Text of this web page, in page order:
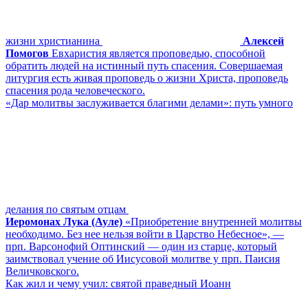
жизни христианина
Алексей
Помогов Евхаристия является проповедью, способной
обратить людей на истинный путь спасения. Совершаемая
литургия есть живая проповедь о жизни Христа, проповедь
спасения рода человеческого.
«Дар молитвы заслуживается благими делами»: путь умного
делания по святым отцам
Иеромонах Лука (Ауле) «Приобретение внутренней молитвы
необходимо. Без нее нельзя войти в Царство Небесное», ―
прп. Варсонофий Оптинский ― один из старце, который
заимствовал учение об Иисусовой молитве у прп. Паисия
Величковского.
Как жил и чему учил: святой праведный Иоанн